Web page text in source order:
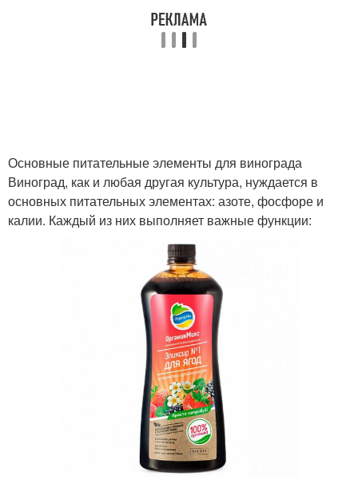
Основные питательные элементы для винограда
Виноград, как и любая другая культура, нуждается в
основных питательных элементах: азоте, фосфоре и
калии. Каждый из них выполняет важные функции: